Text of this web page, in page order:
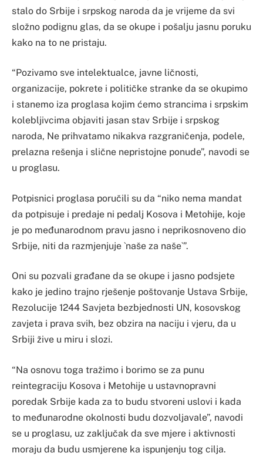
stalo do Srbije i srpskog naroda da je vrijeme da svi
složno podignu glas, da se okupe i pošalju jasnu poruku
kako na to ne pristaju.
“Pozivamo sve intelektualce, javne ličnosti,
organizacije, pokrete i političke stranke da se okupimo
i stanemo iza proglasa kojim ćemo strancima i srpskim
kolebljivcima objaviti jasan stav Srbije i srpskog
naroda, Ne prihvatamo nikakva razgraničenja, podele,
prelazna rešenja i slične nepristojne ponude”, navodi se
u proglasu.
Potpisnici proglasa poručili su da “niko nema mandat
da potpisuje i predaje ni pedalj Kosova i Metohije, koje
je po međunarodnom pravu jasno i neprikosnoveno dio
Srbije, niti da razmjenjuje `naše za naše`”.
Oni su pozvali građane da se okupe i jasno podsjete
kako je jedino trajno rješenje poštovanje Ustava Srbije,
Rezolucije 1244 Savjeta bezbjednosti UN, kosovskog
zavjeta i prava svih, bez obzira na naciju i vjeru, da u
Srbiji žive u miru i slozi.
“Na osnovu toga tražimo i borimo se za punu
reintegraciju Kosova i Metohije u ustavnopravni
poredak Srbije kada za to budu stvoreni uslovi i kada
to međunarodne okolnosti budu dozvoljavale”, navodi
se u proglasu, uz zaključak da sve mjere i aktivnosti
moraju da budu usmjerene ka ispunjenju tog cilja.